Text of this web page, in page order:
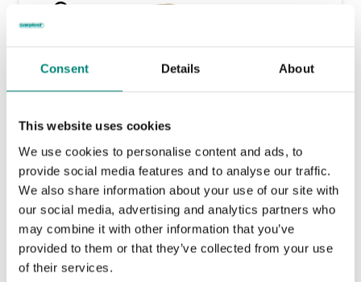
Consent Details About
This website uses cookies
We use cookies to personalise content and ads, to
provide social media features and to analyse our traffic.
We also share information about your use of our site with
our social media, advertising and analytics partners who
may combine it with other information that you’ve
provided to them or that they’ve collected from your use
of their services.
Fræsing
Fræst merkingtryggir skýra og varanlega auðkenningu.
Áletrunin er ristuð beint inn í ytra byrði kersins og helst
því óbreytt þrátt fyrir mikla notkun og erfiðar aðstæður.